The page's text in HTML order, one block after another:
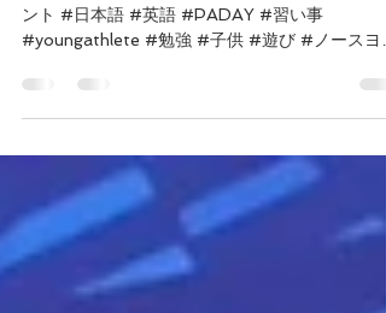
始めました。~保護者は何を準
備する？~
#トロント #スポーツ #サッカースクール #イベ
ント #日本語 #英語 #PADAY #習い事
称JAC...